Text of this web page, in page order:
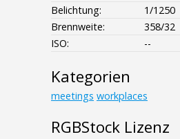
Belichtung:
1/1250
Brennweite:
358/32
ISO:
--
Kategorien
meetings workplaces
RGBStock Lizenz